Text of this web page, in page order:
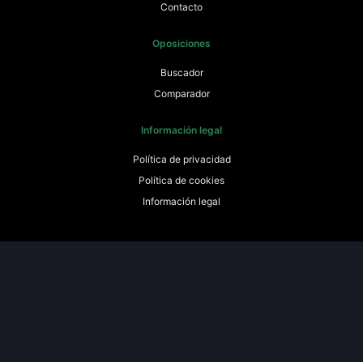
Contacto
Oposiciones
Buscador
Comparador
Información legal
Política de privacidad
Política de cookies
Información legal